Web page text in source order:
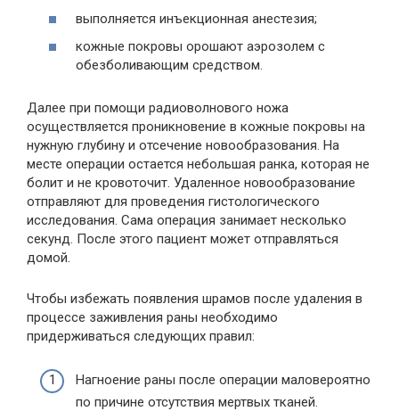
выполняется инъекционная анестезия;
кожные покровы орошают аэрозолем с
обезболивающим средством.
Далее при помощи радиоволнового ножа
осуществляется проникновение в кожные покровы на
нужную глубину и отсечение новообразования. На
месте операции остается небольшая ранка, которая не
болит и не кровоточит. Удаленное новообразование
отправляют для проведения гистологического
исследования. Сама операция занимает несколько
секунд. После этого пациент может отправляться
домой.
Чтобы избежать появления шрамов после удаления в
процессе заживления раны необходимо
придерживаться следующих правил:
Нагноение раны после операции маловероятно
по причине отсутствия мертвых тканей.